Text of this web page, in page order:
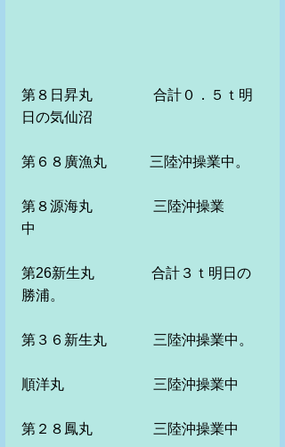
第８日昇丸　　　　 合計０．５ｔ明
日の気仙沼
第６８廣漁丸　　　三陸沖操業中。
第８源海丸　　　 　三陸沖操業
中
第26新生丸　　　　合計３ｔ明日の
勝浦。
第３６新生丸　　　 三陸沖操業中。
順洋丸　　　　　 　三陸沖操業中
第２８鳳丸　　　　 三陸沖操業中